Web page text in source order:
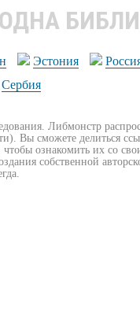
Эстония
Сербия
Либмонстр
Вы сможете делиться
ознакомить их со
собственной